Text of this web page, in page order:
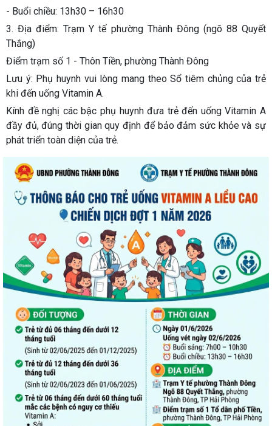
- Buổi chiều: 13h30 – 16h30
3. Địa điểm:Trạm Y tế phường Thành Đông (ngõ 88 Quyết
Thắng)
Điểm trạm số 1 - Thôn Tiền, phường Thành Đông
Lưu ý: Phụ huynh vui lòng mang theo Sổ tiêm chủng của trẻ
khi đến uống Vitamin A.
Kính đề nghị các bậc phụ huynh đưa trẻ đến uống Vitamin A
đầy đủ, đúng thời gian quy định để bảo đảm sức khỏe và sự
phát triển toàn diện của trẻ.